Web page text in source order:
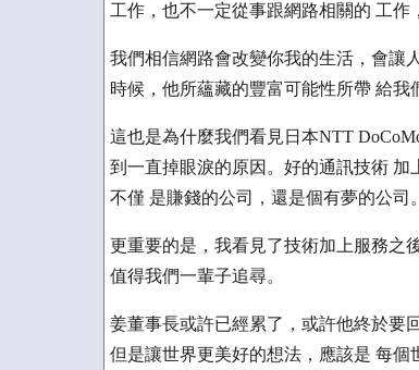
工作，也不一定從事跟網路相關的 工作
我們相信網路會改變你我的生活，會讓
時候，他所蘊藏的豐富可能性所帶 給我
這也是為什麼我們看見日本NTT
到一直掉眼淚的原因。好的通訊技術
不僅 是賺錢的公司，還是個有夢的公司。
更重要的是，我看見了技術加上服務之
值得我們一輩子追尋。
姜董事長或許已經累了，或許他終於要
但是讓世界更美好的想法，應該是 每個